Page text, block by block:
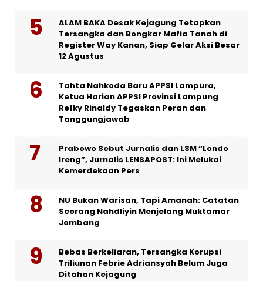
ALAM BAKA Desak Kejagung Tetapkan
Tersangka dan Bongkar Mafia Tanah di
Register Way Kanan, Siap Gelar Aksi Besar
12 Agustus
Tahta Nahkoda Baru APPSI Lampura,
Ketua Harian APPSI Provinsi Lampung
Refky Rinaldy Tegaskan Peran dan
Tanggungjawab
Prabowo Sebut Jurnalis dan LSM “Londo
Ireng”, Jurnalis LENSAPOST: Ini Melukai
Kemerdekaan Pers
NU Bukan Warisan, Tapi Amanah: Catatan
Seorang Nahdliyin Menjelang Muktamar
Jombang
Bebas Berkeliaran, Tersangka Korupsi
Triliunan Febrie Adriansyah Belum Juga
Ditahan Kejagung